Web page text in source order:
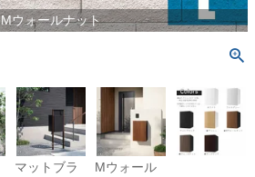
Mウォールナット
マットブラ
Mウォール